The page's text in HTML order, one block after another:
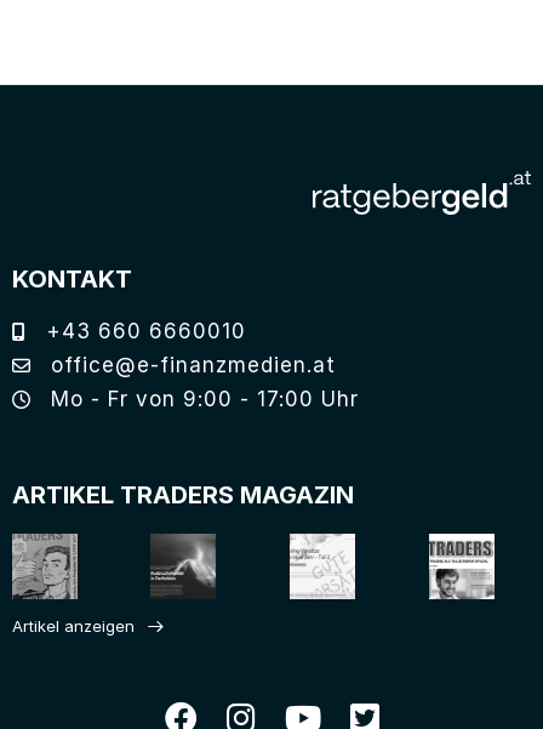
KONTAKT
+43 660 6660010
office@e-finanzmedien.at
Mo - Fr von 9:00 - 17:00 Uhr
ARTIKEL TRADERS MAGAZIN
Artikel anzeigen